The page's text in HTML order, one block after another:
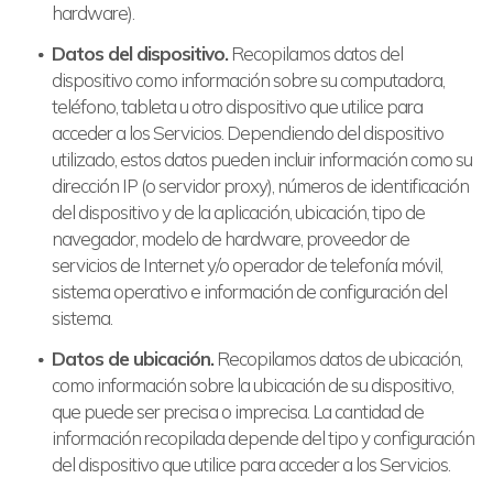
hardware).
Datos del dispositivo.Recopilamos datos del
dispositivo como información sobre su computadora,
teléfono, tableta u otro dispositivo que utilice para
acceder a los Servicios. Dependiendo del dispositivo
utilizado, estos datos pueden incluir información como su
dirección IP (o servidor proxy), números de identificación
del dispositivo y de la aplicación, ubicación, tipo de
navegador, modelo de hardware, proveedor de
servicios de Internet y/o operador de telefonía móvil,
sistema operativo e información de configuración del
sistema.
Datos de ubicación.Recopilamos datos de ubicación,
como información sobre la ubicación de su dispositivo,
que puede ser precisa o imprecisa. La cantidad de
información recopilada depende del tipo y configuración
del dispositivo que utilice para acceder a los Servicios.